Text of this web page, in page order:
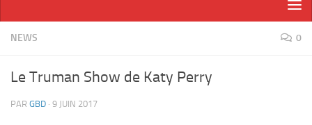
NEWS 0
Le Truman Show de Katy Perry
PAR GBD · 9 JUIN 2017